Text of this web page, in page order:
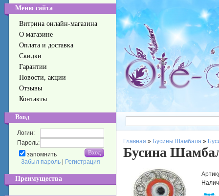
Меню сайта
Витрина онлайн-магазина
О магазине
Оплата и доставка
Скидки
Гарантии
Новости, акции
Отзывы
Контакты
Вход
Логин:
Пароль:
запомнить
Забыл пароль
Регистрация
Преимущества
Главная » Бусины Шамбала »
Бусина